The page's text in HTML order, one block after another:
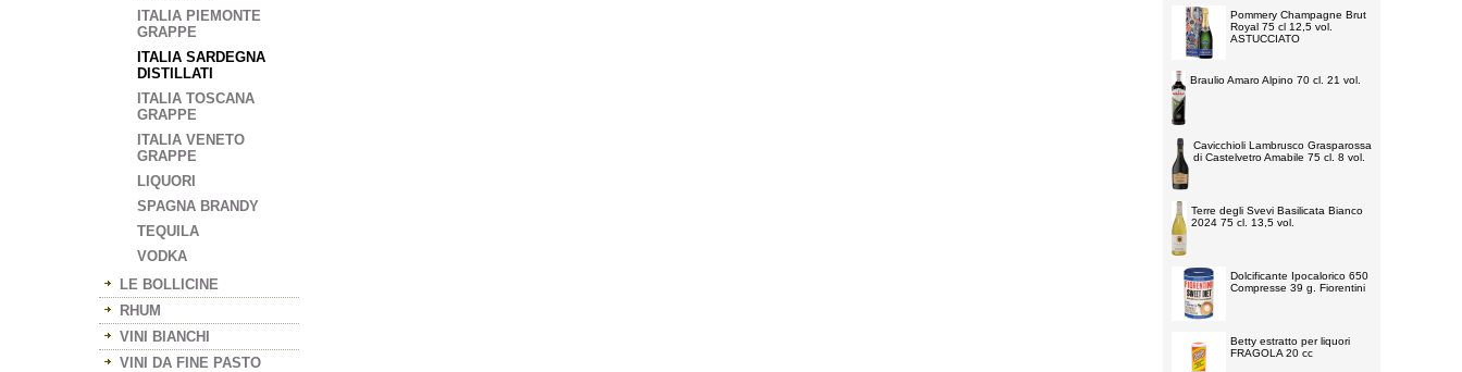
ITALIA PIEMONTE
GRAPPE
ITALIA SARDEGNA
DISTILLATI
ITALIA TOSCANA
GRAPPE
ITALIA VENETO
GRAPPE
LIQUORI
SPAGNA BRANDY
TEQUILA
VODKA
LE BOLLICINE
RHUM
VINI BIANCHI
VINI DA FINE PASTO
Pommery Champagne Brut
Royal 75 cl 12,5 vol.
ASTUCCIATO
Braulio Amaro Alpino 70 cl. 21 vol.
Cavicchioli Lambrusco Grasparossa
di Castelvetro Amabile 75 cl. 8 vol.
Terre degli Svevi Basilicata Bianco
2024 75 cl. 13,5 vol.
Dolcificante Ipocalorico 650
Compresse 39 g. Fiorentini
Betty estratto per liquori
FRAGOLA 20 cc